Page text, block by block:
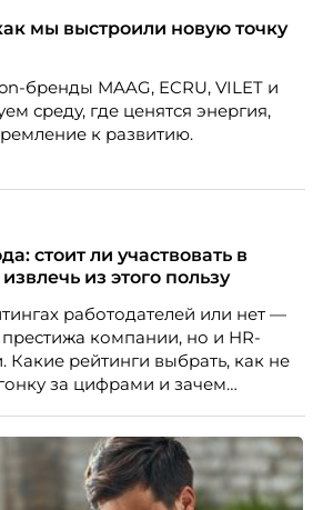
мы выстроили новую точку
бренды MAAG, ECRU, VILET и
среду, где ценятся энергия,
к развитию.
стоит ли участвовать в
из этого пользу
работодателей или нет —
компании, но и HR-
рейтинги выбрать, как не
за цифрами и зачем
Right line.